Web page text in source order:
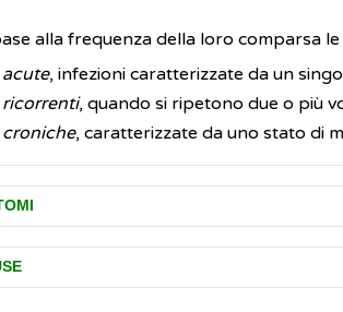
alla frequenza della loro comparsa
acute, infezioni caratterizzate da un
ricorrenti, quando si ripetono due o più
croniche, caratterizzate da uno stato di
casi le infezioni urinarie
generalmente, essa non è